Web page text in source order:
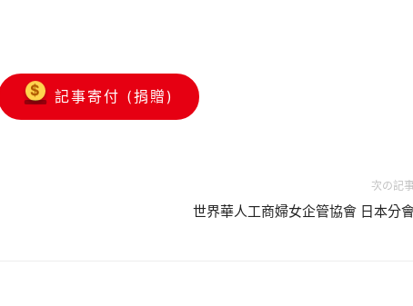
記事寄付 (捐贈)
次の記事
世界華人工商婦女企管協會 日本分